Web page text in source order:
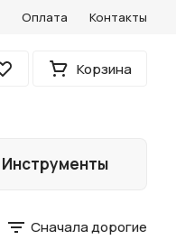
Оплата Контакты
Избранное Корзина
Инструменты
Сначала дорогие